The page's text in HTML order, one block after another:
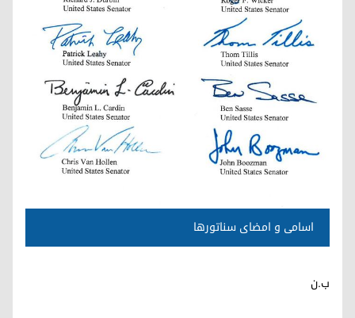
اسامی و امضای سناتورها
ب.ن